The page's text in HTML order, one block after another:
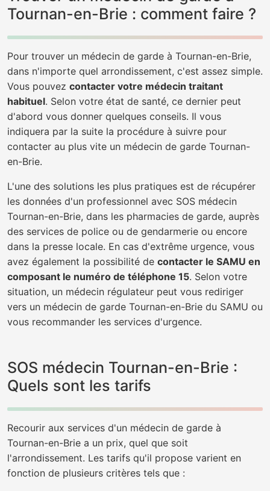
Tournan-en-Brie : comment faire ?
Pour trouver un médecin de garde à Tournan-en-Brie,
dans n'importe quel arrondissement, c'est assez simple.
Vous pouvez contacter votre médecin traitant
habituel. Selon votre état de santé, ce dernier peut
d'abord vous donner quelques conseils. Il vous
indiquera par la suite la procédure à suivre pour
contacter au plus vite un médecin de garde Tournan-
en-Brie.
L'une des solutions les plus pratiques est de récupérer
les données d'un professionnel avec SOS médecin
Tournan-en-Brie, dans les pharmacies de garde, auprès
des services de police ou de gendarmerie ou encore
dans la presse locale. En cas d'extrême urgence, vous
avez également la possibilité de contacter le SAMU en
composant le numéro de téléphone 15. Selon votre
situation, un médecin régulateur peut vous rediriger
vers un médecin de garde Tournan-en-Brie du SAMU ou
vous recommander les services d'urgence.
SOS médecin Tournan-en-Brie :
Quels sont les tarifs
Recourir aux services d'un médecin de garde à
Tournan-en-Brie a un prix, quel que soit
l'arrondissement. Les tarifs qu'il propose varient en
fonction de plusieurs critères tels que :